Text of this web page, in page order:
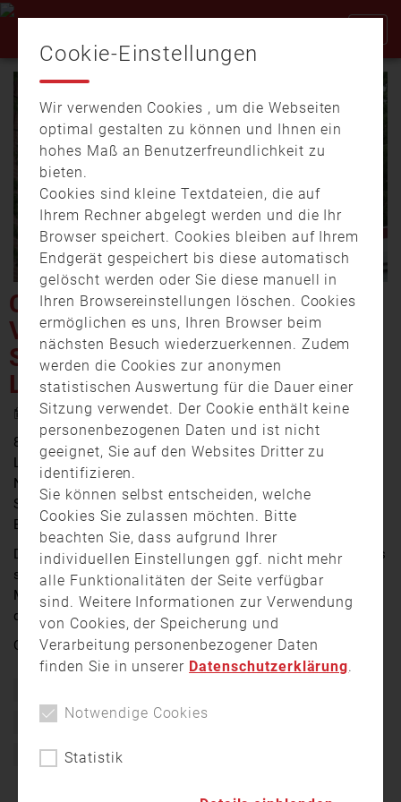
Video
CHEMISCHE SUBSTANZ
VERLETZT MITARBEITER DER
STAATSANWALTSCHAFT
LANDSHUT
11. Mai 2026 18:11
8 Feuerwehreinheiten aus Stadt und Landkreis
Landshut sind am Montag zum Amtsgebäude in der
Niedermayerstraße gerufen worden. Darunter
Spezialfahrzeuge und besonders ausgerüstete
Einsatzkräfte.
Die Räumlichkeiten im Bereich des Gefahrstoffaustritts
sind geräumt worden. Eine weitere Gefahr für die
Mitarbeiter habe nicht bestanden. Gegen 15:00 waren
die meisten Einsatzkräfte wieder abgerückt.
Quelle:Niederbayern TV Landshut
Freiwillige Feuerwehr
Verletzte
Cookie-Einstellungen
Wir verwenden Cookies , um die Webseiten
optimal gestalten zu können und Ihnen ein
hohes Maß an Benutzerfreundlichkeit zu
bieten.
Cookies sind kleine Textdateien, die auf
Ihrem Rechner abgelegt werden und die Ihr
Browser speichert. Cookies bleiben auf Ihrem
Endgerät gespeichert bis diese automatisch
gelöscht werden oder Sie diese manuell in
Ihren Browsereinstellungen löschen. Cookies
ermöglichen es uns, Ihren Browser beim
nächsten Besuch wiederzuerkennen. Zudem
werden die Cookies zur anonymen
statistischen Auswertung für die Dauer einer
Sitzung verwendet. Der Cookie enthält keine
personenbezogenen Daten und ist nicht
geeignet, Sie auf den Websites Dritter zu
identifizieren.
Sie können selbst entscheiden, welche
Cookies Sie zulassen möchten. Bitte
beachten Sie, dass aufgrund Ihrer
individuellen Einstellungen ggf. nicht mehr
alle Funktionalitäten der Seite verfügbar
sind. Weitere Informationen zur Verwendung
von Cookies, der Speicherung und
Verarbeitung personenbezogener Daten
finden Sie in unserer Datenschutzerklärung.
Notwendige Cookies
Statistik